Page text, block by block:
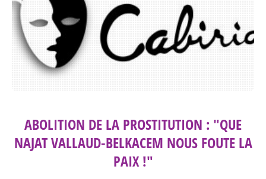
ABOLITION DE LA PROSTITUTION : "QUE
NAJAT VALLAUD-BELKACEM NOUS FOUTE LA
PAIX !"